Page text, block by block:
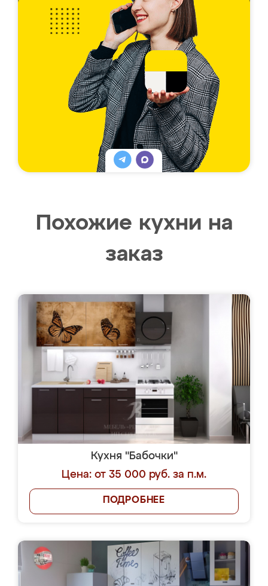
Похожие кухни на
заказ
Кухня "Бабочки"
Цена: от 35 000 руб. за п.м.
ПОДРОБНЕЕ